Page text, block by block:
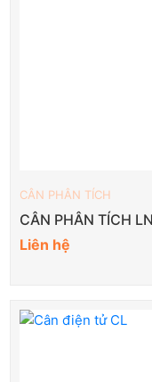
CÂN PHÂN TÍCH
CÂN PHÂN TÍCH LN
Liên hệ